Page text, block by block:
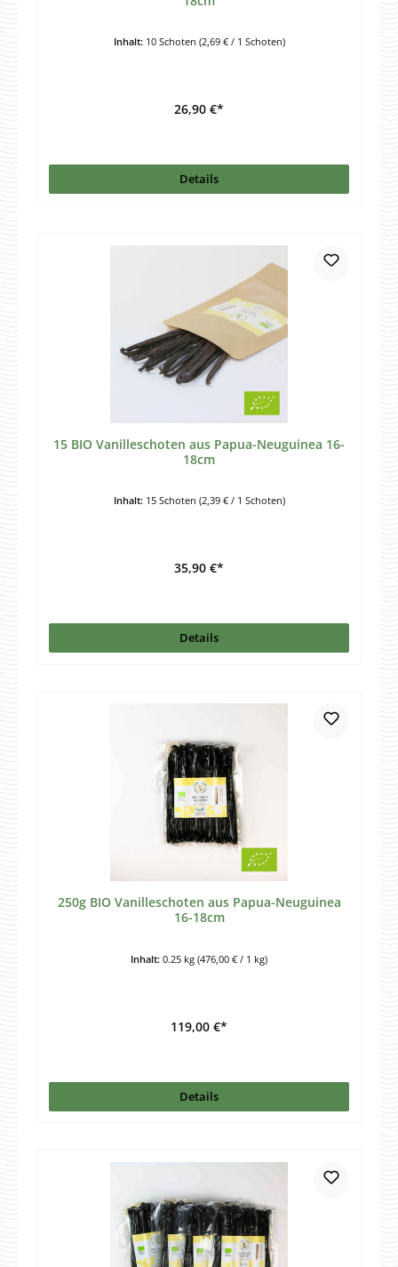
Inhalt: 10 Schoten (2,69 € / 1 Schoten)
26,90 €*
Details
15 BIO Vanilleschoten aus Papua-Neuguinea 16-
18cm
Inhalt: 15 Schoten (2,39 € / 1 Schoten)
35,90 €*
Details
250g BIO Vanilleschoten aus Papua-Neuguinea
16-18cm
Inhalt: 0.25 kg (476,00 € / 1 kg)
119,00 €*
Details